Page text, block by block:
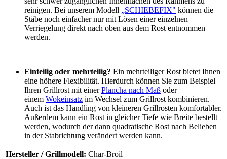
reinigen. Bei unserem Modell „SCHIEBEFIX" können die
Stäbe noch einfacher nur mit Lösen einer einzelnen
Verriegelung direkt nach oben aus dem Rost entnommen
werden.
Einteilig oder mehrteilig? Ein mehrteiliger Rost bietet Ihnen
eine höhere Flexibilität. Hierdurch können Sie zum Beispiel
Ihren Grillrost mit einerPlancha nach Maß oder
einem Wokeinsatz im Wechsel zum Grillrost kombinieren.
Auch ist das Handling von kleineren Grillrosten komfortabler.
Außerdem kann ein Rost in gleicher Tiefe wie Breite bestellt
werden, wodurch der dann quadratische Rost nach Belieben
in der Stabrichtung verändert werden kann.
Hersteller / Grillmodell: Char-Broil